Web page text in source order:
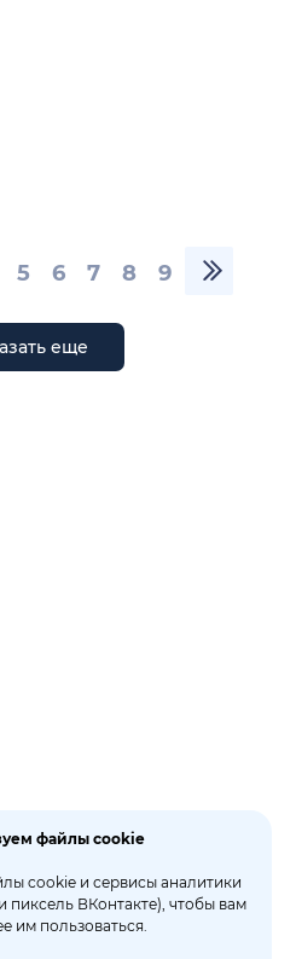
5 6 7 8 9
еще
файлы cookie
cookie и сервисы аналитики
пиксель ВКонтакте), чтобы вам
им пользоваться.